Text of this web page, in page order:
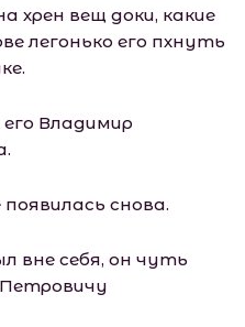
хрен вещ доки, какие
легонько его пхнуть
Владимир
снова.
вне себя, он чуть